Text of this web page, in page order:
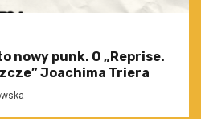
nowy punk. O „Reprise.
Joachima Triera